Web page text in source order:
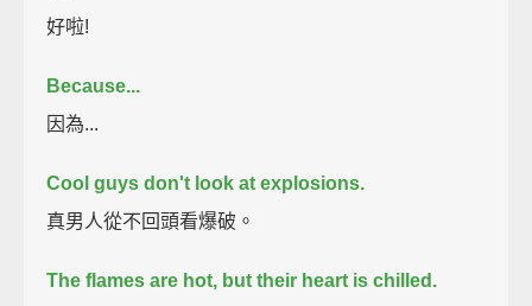
好啦!
Because...
因為...
Cool guys don't look at explosions.
真男人從不回頭看爆破。
The flames are hot, but their heart is chilled.